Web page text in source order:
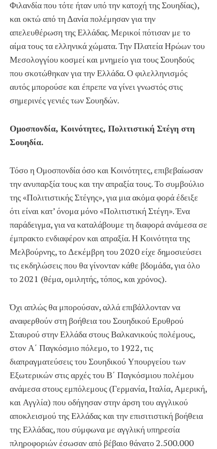
Φιλανδία που τότε ήταν υπό την κατοχή της Σουηδίας),
και οκτώ από τη Δανία πολέμησαν για την
απελευθέρωση της Ελλάδας. Μερικοί πότισαν με το
αίμα τους τα ελληνικά χώματα. Την Πλατεία Ηρώων του
Μεσολογγίου κοσμεί και μνημείο για τους Σουηδούς
που σκοτώθηκαν για την Ελλάδα. Ο φιλελληνισμός
αυτός μπορούσε και έπρεπε να γίνει γνωστός στις
σημερινές γενιές των Σουηδών.
Ομοσπονδία, Κοινότητες, Πολιτιστική Στέγη στη
Σουηδία.
Τόσο η Ομοσπονδία όσο και Κοινότητες, επιβεβαίωσαν
την ανυπαρξία τους και την απραξία τους. Το συμβούλιο
της «Πολιτιστικής Στέγης», για μια ακόμα φορά έδειξε
ότι είναι κατ’ όνομα μόνο «Πολιτιστική Στέγη». Ένα
παράδειγμα, για να καταλάβουμε τη διαφορά ανάμεσα σε
έμπρακτο ενδιαφέρον και απραξία. Η Κοινότητα της
Μελβούρνης, το Δεκέμβρη του 2020 είχε δημοσιεύσει
τις εκδηλώσεις που θα γίνονταν κάθε βδομάδα, για όλο
το 2021 (θέμα, ομιλητής, τόπος, και χρόνος).
Όχι απλώς θα μπορούσαν, αλλά επιβάλλονταν να
αναφερθούν στη βοήθεια του Σουηδικού Ερυθρού
Σταυρού στην Ελλάδα στους Βαλκανικούς πολέμους,
στον Α΄ Παγκόσμιο πόλεμο, το 1922, τις
διαπραγματεύσεις του Σουηδικού Υπουργείου των
Εξωτερικών στις αρχές του Β΄ Παγκόσμιου πολέμου
ανάμεσα στους εμπόλεμους (Γερμανία, Ιταλία, Αμερική,
και Αγγλία) που οδήγησαν στην άρση του αγγλικού
αποκλεισμού της Ελλάδας και την επισιτιστική βοήθεια
της Ελλάδας, που σύμφωνα με αγγλική υπηρεσία
πληροφοριών έσωσαν από βέβαιο θάνατο 2.500.000